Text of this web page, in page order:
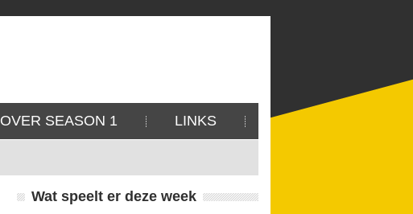
OVER SEASON 1 LINKS
Wat speelt er deze week